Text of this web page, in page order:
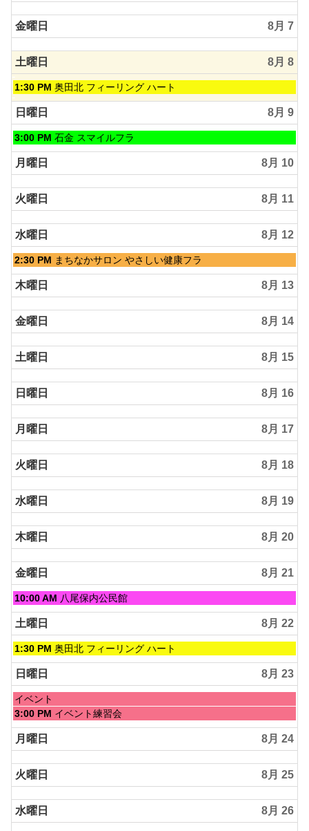
2026
金曜日 8月 7
土曜日 8月 8
土
曜
日,
8
月
8th
2026
1:30 PM 奥田北 フィーリング ハート
日曜日 8月 9
日
曜
日,
8
月
9th
2026
3:00 PM 石金 スマイルフラ
月曜日 8月 10
火曜日 8月 11
水曜日 8月 12
水
曜
日,
8
月
12th
2026
2:30 PM まちなかサロン やさしい健康フラ
木曜日 8月 13
金曜日 8月 14
土曜日 8月 15
日曜日 8月 16
月曜日 8月 17
火曜日 8月 18
水曜日 8月 19
木曜日 8月 20
金曜日 8月 21
金
曜
日,
8
月
21st
2026
10:00 AM 八尾保内公民館
土曜日 8月 22
土
曜
日,
8
月
22nd
2026
1:30 PM 奥田北 フィーリング ハート
日曜日 8月 23
日
曜
日,
8
月
23rd
2026
イベント
日
曜
日,
8
月
23rd
2026
3:00 PM イベント練習会
月曜日 8月 24
火曜日 8月 25
水曜日 8月 26